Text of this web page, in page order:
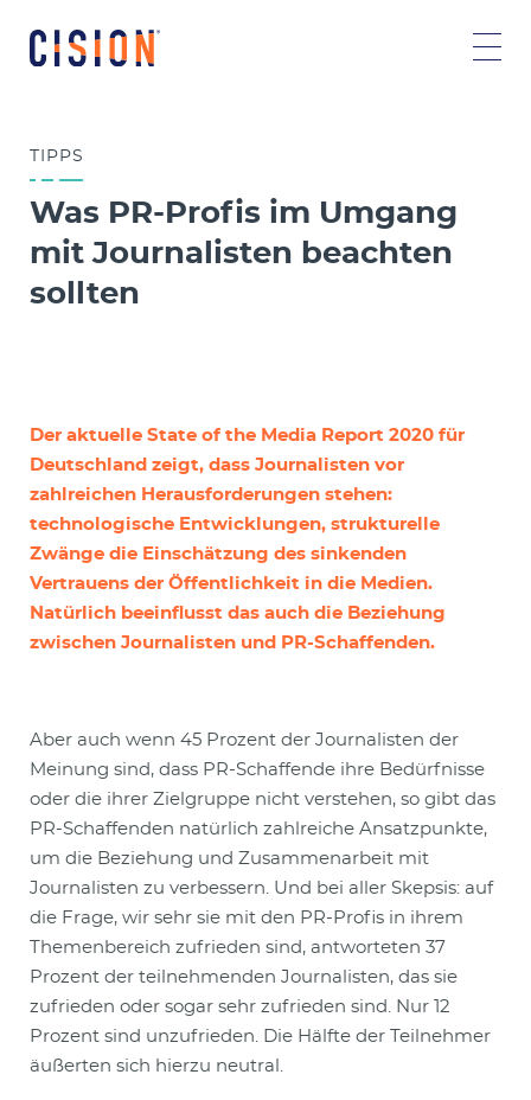
TIPPS
Was PR-Profis im Umgang
mit Journalisten beachten
sollten
Der aktuelle State of the Media Report 2020 für
Deutschland zeigt, dass Journalisten vor
zahlreichen Herausforderungen stehen:
technologische Entwicklungen, strukturelle
Zwänge die Einschätzung des sinkenden
Vertrauens der Öffentlichkeit in die Medien.
Natürlich beeinflusst das auch die Beziehung
zwischen Journalisten und PR-Schaffenden.
Aber auch wenn 45 Prozent der Journalisten der
Meinung sind, dass PR-Schaffende ihre Bedürfnisse
oder die ihrer Zielgruppe nicht verstehen, so gibt das
PR-Schaffenden natürlich zahlreiche Ansatzpunkte,
um die Beziehung und Zusammenarbeit mit
Journalisten zu verbessern. Und bei aller Skepsis: auf
die Frage, wir sehr sie mit den PR-Profis in ihrem
Themenbereich zufrieden sind, antworteten 37
Prozent der teilnehmenden Journalisten, das sie
zufrieden oder sogar sehr zufrieden sind. Nur 12
Prozent sind unzufrieden. Die Hälfte der Teilnehmer
äußerten sich hierzu neutral.